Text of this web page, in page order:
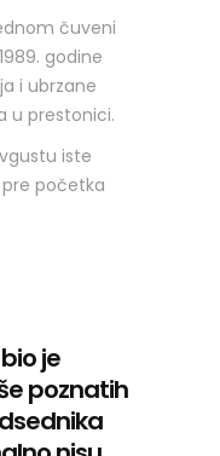
čuveni
godine
i ubrzane
u prestonici.
iste
početka
je
poznatih